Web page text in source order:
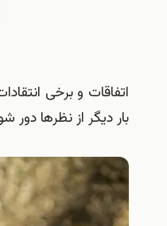
اتفاقات و برخی
بار دیگر از نظرها دور